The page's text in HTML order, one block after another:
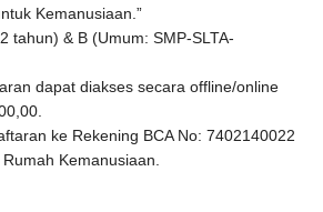
Kemanusiaan.”
tahun) & B (Umum: SMP-SLTA-
dapat diakses secara offline/online
ke Rekening BCA No: 7402140022
Kemanusiaan.